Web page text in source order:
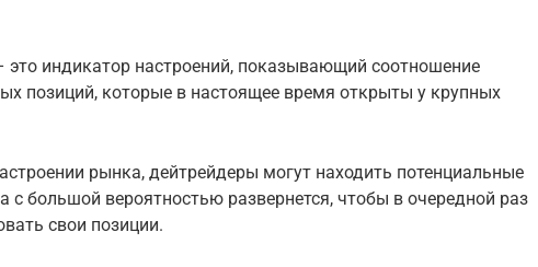
это индикатор настроений, показывающий соотношение
позиций, которые в настоящее время открыты у крупных
рынка, дейтрейдеры могут находить потенциальные
с большой вероятностью развернется, чтобы в очередной раз
свои позиции.